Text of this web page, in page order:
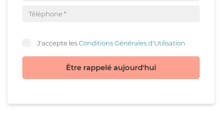
J'accepte lesConditions Générales d'Utilisation
Être rappelé aujourd'hui